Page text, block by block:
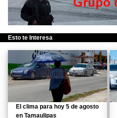
Esto te Interesa
El clima para hoy 5 de agosto
en Tamaulipas